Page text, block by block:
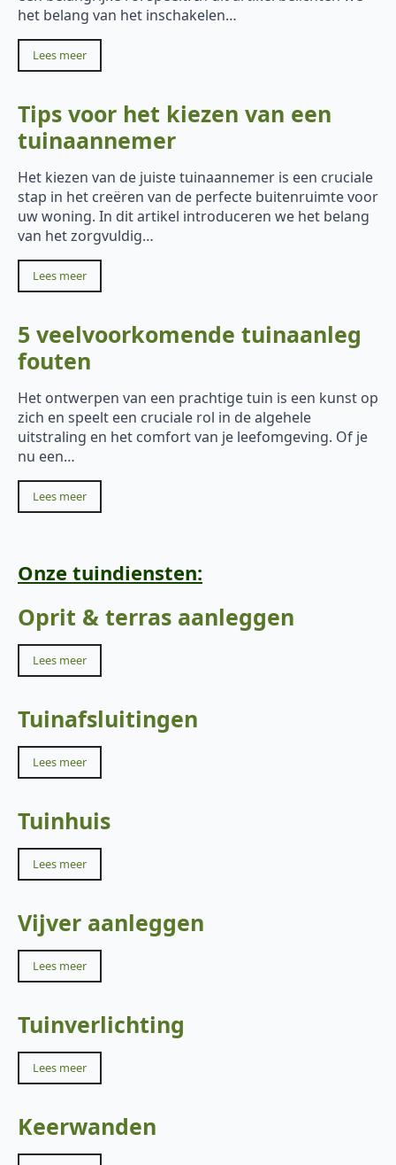
het belang van het inschakelen…
Lees meer
Tips voor het kiezen van een
tuinaannemer
Het kiezen van de juiste tuinaannemer is een cruciale
stap in het creëren van de perfecte buitenruimte voor
uw woning. In dit artikel introduceren we het belang
van het zorgvuldig…
Lees meer
5 veelvoorkomende tuinaanleg
fouten
Het ontwerpen van een prachtige tuin is een kunst op
zich en speelt een cruciale rol in de algehele
uitstraling en het comfort van je leefomgeving. Of je
nu een…
Lees meer
Onze tuindiensten:
Oprit & terras aanleggen
Lees meer
Tuinafsluitingen
Lees meer
Tuinhuis
Lees meer
Vijver aanleggen
Lees meer
Tuinverlichting
Lees meer
Keerwanden